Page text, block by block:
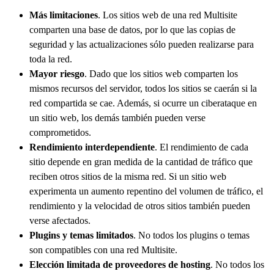
Más limitaciones. Los sitios web de una red Multisite
comparten una base de datos, por lo que las copias de
seguridad y las actualizaciones sólo pueden realizarse para
toda la red.
Mayor riesgo. Dado que los sitios web comparten los
mismos recursos del servidor, todos los sitios se caerán si la
red compartida se cae. Además, si ocurre un ciberataque en
un sitio web, los demás también pueden verse
comprometidos.
Rendimiento interdependiente. El rendimiento de cada
sitio depende en gran medida de la cantidad de tráfico que
reciben otros sitios de la misma red. Si un sitio web
experimenta un aumento repentino del volumen de tráfico, el
rendimiento y la velocidad de otros sitios también pueden
verse afectados.
Plugins y temas limitados. No todos los plugins o temas
son compatibles con una red Multisite.
Elección limitada de proveedores de hosting. No todos los